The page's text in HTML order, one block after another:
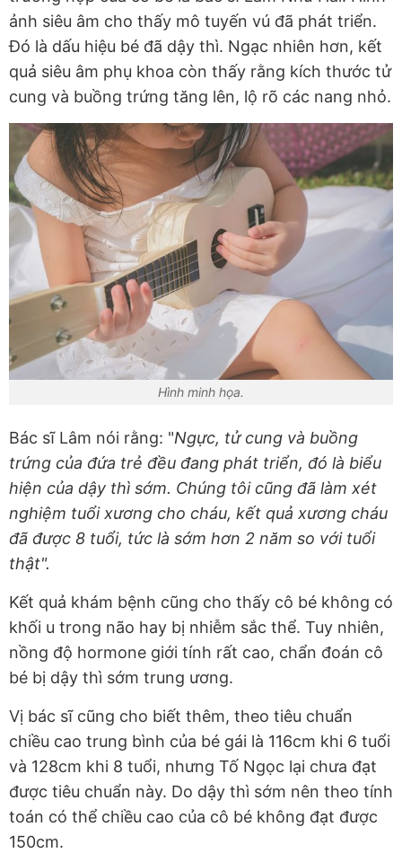
ảnh siêu âm cho thấy mô tuyến vú đã phát triển.
Đó là dấu hiệu bé đã dậy thì. Ngạc nhiên hơn, kết
quả siêu âm phụ khoa còn thấy rằng kích thước tử
cung và buồng trứng tăng lên, lộ rõ các nang nhỏ.
Hình minh họa.
Bác sĩ Lâm nói rằng: "Ngực, tử cung và buồng
trứng của đứa trẻ đều đang phát triển, đó là biểu
hiện của dậy thì sớm. Chúng tôi cũng đã làm xét
nghiệm tuổi xương cho cháu, kết quả xương cháu
đã được 8 tuổi, tức là sớm hơn 2 năm so với tuổi
thật".
Kết quả khám bệnh cũng cho thấy cô bé không có
khối u trong não hay bị nhiễm sắc thể. Tuy nhiên,
nồng độ hormone giới tính rất cao, chẩn đoán cô
bé bị dậy thì sớm trung ương.
Vị bác sĩ cũng cho biết thêm, theo tiêu chuẩn
chiều cao trung bình của bé gái là 116cm khi 6 tuổi
và 128cm khi 8 tuổi, nhưng Tố Ngọc lại chưa đạt
được tiêu chuẩn này. Do dậy thì sớm nên theo tính
toán có thể chiều cao của cô bé không đạt được
150cm.